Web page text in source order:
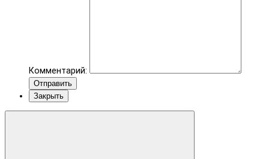
Комментарий:
Отправить
Закрыть